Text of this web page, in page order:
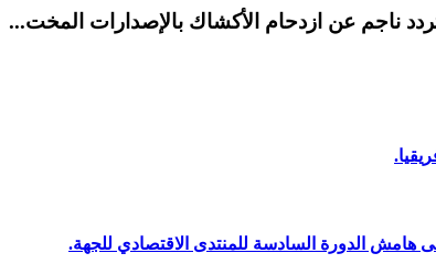
ناجم عن ازدحام الأكشاك بالإصدارات المخت...
الدورة السادسة للمنتدى الاقتصادي للجهة.